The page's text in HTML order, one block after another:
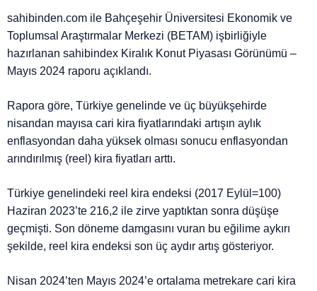
sahibinden.com ile Bahçeşehir Üniversitesi Ekonomik ve
Toplumsal Araştırmalar Merkezi (BETAM) işbirliğiyle
hazırlanan sahibindex Kiralık Konut Piyasası Görünümü –
Mayıs 2024 raporu açıklandı.
Rapora göre, Türkiye genelinde ve üç büyükşehirde
nisandan mayısa cari kira fiyatlarındaki artışın aylık
enflasyondan daha yüksek olması sonucu enflasyondan
arındırılmış (reel) kira fiyatları arttı.
Türkiye genelindeki reel kira endeksi (2017 Eylül=100)
Haziran 2023’te 216,2 ile zirve yaptıktan sonra düşüşe
geçmişti. Son döneme damgasını vuran bu eğilime aykırı
şekilde, reel kira endeksi son üç aydır artış gösteriyor.
Nisan 2024’ten Mayıs 2024’e ortalama metrekare cari kira